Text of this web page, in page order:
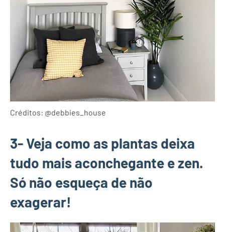
Créditos: @debbies_house
3- Veja como as plantas deixa
tudo mais aconchegante e zen.
Só não esqueça de não
exagerar!